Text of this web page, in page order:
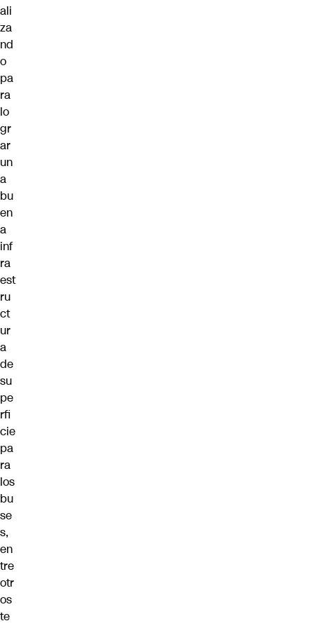
ali
za
nd
o
pa
ra
lo
gr
ar
un
a
bu
en
a
inf
ra
est
ru
ct
ur
a
de
su
pe
rfi
cie
pa
ra
los
bu
se
s,
en
tre
otr
os
te